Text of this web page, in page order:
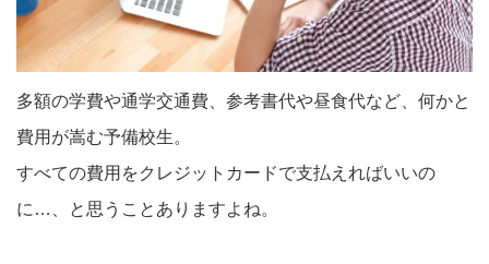
多額の学費や通学交通費、参考書代や昼食代など、何かと
費用が嵩む予備校生。
すべての費用をクレジットカードで支払えればいいの
に…、と思うことありますよね。